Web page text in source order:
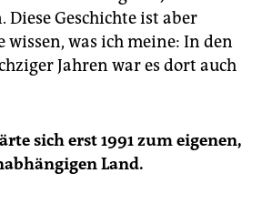
Geschichte ist aber
wissen, was ich meine: In den
Jahren war es dort auch
sich erst 1991 zum eigenen,
Land.